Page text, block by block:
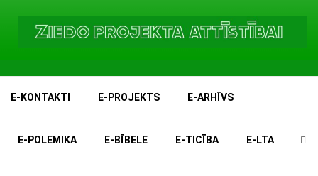
E-KONTAKTI E-PROJEKTS E-ARHĪVS
E-POLEMIKA E-BĪBELE E-TICĪBA E-LTA